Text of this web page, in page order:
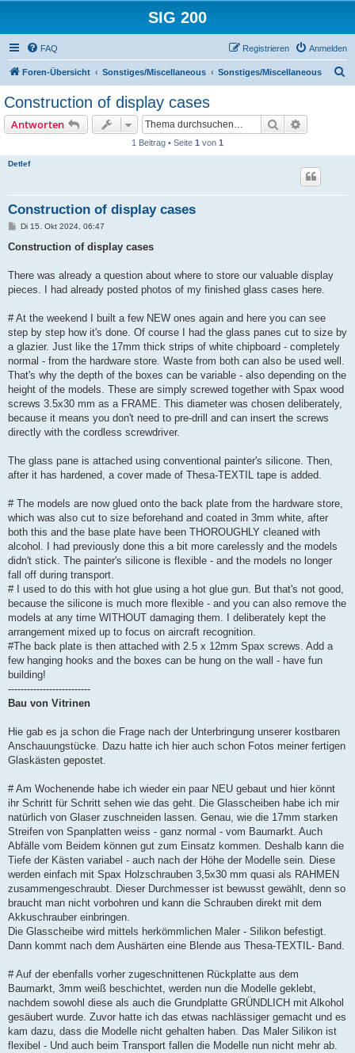
SIG 200
FAQ Anmelden
Registrieren
Foren-Übersicht Sonstiges/Miscellaneous Sonstiges/Miscellaneous
Construction of display cases
Antworten Suche
1 Beitrag • Seite 1 von 1
Detlef
Construction of display cases
B
i
a
Di 15. Okt 2024, 06:47
Construction of display cases
There was already a question about where to store our valuable display
pieces. I had already posted photos of my finished glass cases here.
# At the weekend I built a few NEW ones again and here you can see
step by step how it's done. Of course I had the glass panes cut to size by
a glazier. Just like the 17mm thick strips of white chipboard - completely
normal - from the hardware store. Waste from both can also be used well.
That's why the depth of the boxes can be variable - also depending on the
height of the models. These are simply screwed together with Spax wood
screws 3.5x30 mm as a FRAME. This diameter was chosen deliberately,
because it means you don't need to pre-drill and can insert the screws
directly with the cordless screwdriver.
The glass pane is attached using conventional painter's silicone. Then,
after it has hardened, a cover made of Thesa-TEXTIL tape is added.
# The models are now glued onto the back plate from the hardware store,
which was also cut to size beforehand and coated in 3mm white, after
both this and the base plate have been THOROUGHLY cleaned with
alcohol. I had previously done this a bit more carelessly and the models
didn't stick. The painter's silicone is flexible - and the models no longer
fall off during transport.
# I used to do this with hot glue using a hot glue gun. But that's not good,
because the silicone is much more flexible - and you can also remove the
models at any time WITHOUT damaging them. I deliberately kept the
arrangement mixed up to focus on aircraft recognition.
#The back plate is then attached with 2.5 x 12mm Spax screws. Add a
few hanging hooks and the boxes can be hung on the wall - have fun
building!
--------------------------
Bau von Vitrinen
Hie gab es ja schon die Frage nach der Unterbringung unserer kostbaren
Anschauungstücke. Dazu hatte ich hier auch schon Fotos meiner fertigen
Glaskästen gepostet.
# Am Wochenende habe ich wieder ein paar NEU gebaut und hier könnt
ihr Schritt für Schritt sehen wie das geht. Die Glasscheiben habe ich mir
natürlich von Glaser zuschneiden lassen. Genau, wie die 17mm starken
Streifen von Spanplatten weiss - ganz normal - vom Baumarkt. Auch
Abfälle vom Beidem können gut zum Einsatz kommen. Deshalb kann die
Tiefe der Kästen variabel - auch nach der Höhe der Modelle sein. Diese
werden einfach mit Spax Holzschrauben 3,5x30 mm quasi als RAHMEN
zusammengeschraubt. Dieser Durchmesser ist bewusst gewählt, denn so
braucht man nicht vorbohren und kann die Schrauben direkt mit dem
Akkuschrauber einbringen.
Die Glasscheibe wird mittels herkömmlichen Maler - Silikon befestigt.
Dann kommt nach dem Aushärten eine Blende aus Thesa-TEXTIL- Band.
# Auf der ebenfalls vorher zugeschnittenen Rückplatte aus dem
Baumarkt, 3mm weiß beschichtet, werden nun die Modelle geklebt,
nachdem sowohl diese als auch die Grundplatte GRÜNDLICH mit Alkohol
gesäubert wurde. Zuvor hatte ich das etwas nachlässiger gemacht und es
kam dazu, dass die Modelle nicht gehalten haben. Das Maler Silikon ist
flexibel - Und auch beim Transport fallen die Modelle nun nicht mehr ab.